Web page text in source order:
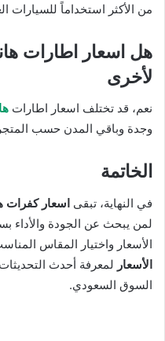
من الأكثر استخداماً للسيارات
هل اسعار اطارات
لأخرى
نعم، قد تختلف اسعار اطارات
وجدة وباقي المدن حسب
الخاتمة
في النهاية، تبقى اسعار كفرات
لمن يبحث عن الجودة والأداء
الأسعار واختيار المقاس
الأسعار لمعرفة أحدث
السوق السعودي.